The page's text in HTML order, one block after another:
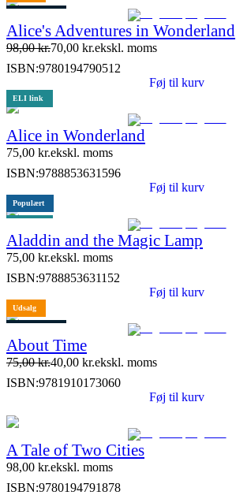
Alice's Adventures in Wonderland
98,00kr.70,00 kr.ekskl. moms
ISBN:9780194790512
Føj til kurv
ELI link
Alice in Wonderland
75,00 kr.ekskl. moms
ISBN:9788853631596
Føj til kurv
Populært
Aladdin and the Magic Lamp
75,00 kr.ekskl. moms
ISBN:9788853631152
Føj til kurv
Udsalg
About Time
75,00kr.40,00 kr.ekskl. moms
ISBN:9781910173060
Føj til kurv
A Tale of Two Cities
98,00 kr.ekskl. moms
ISBN:9780194791878